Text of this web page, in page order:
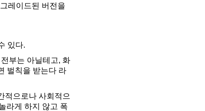
레이드된 버전을
있다.
부는 아닐테고, 화
벌칙을 받는다 라
적으로나 사회적으
라게 하지 않고 폭